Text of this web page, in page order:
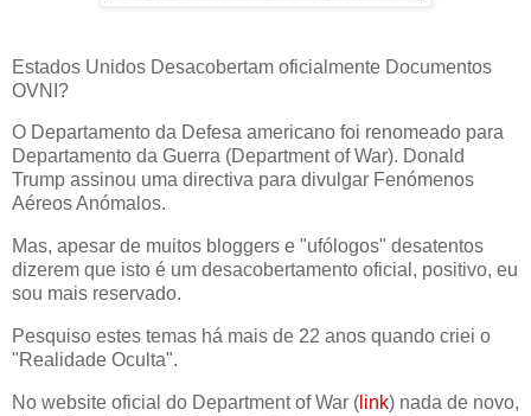
Estados Unidos Desacobertam oficialmente Documentos
OVNI?
O Departamento da Defesa americano foi renomeado para
Departamento da Guerra (Department of War). Donald
Trump assinou uma directiva para divulgar Fenómenos
Aéreos Anómalos.
Mas, apesar de muitos bloggers e "ufólogos" desatentos
dizerem que isto é um desacobertamento oficial, positivo, eu
sou mais reservado.
Pesquiso estes temas há mais de 22 anos quando criei o
"Realidade Oculta".
No website oficial do Department of War ( link) nada de novo,